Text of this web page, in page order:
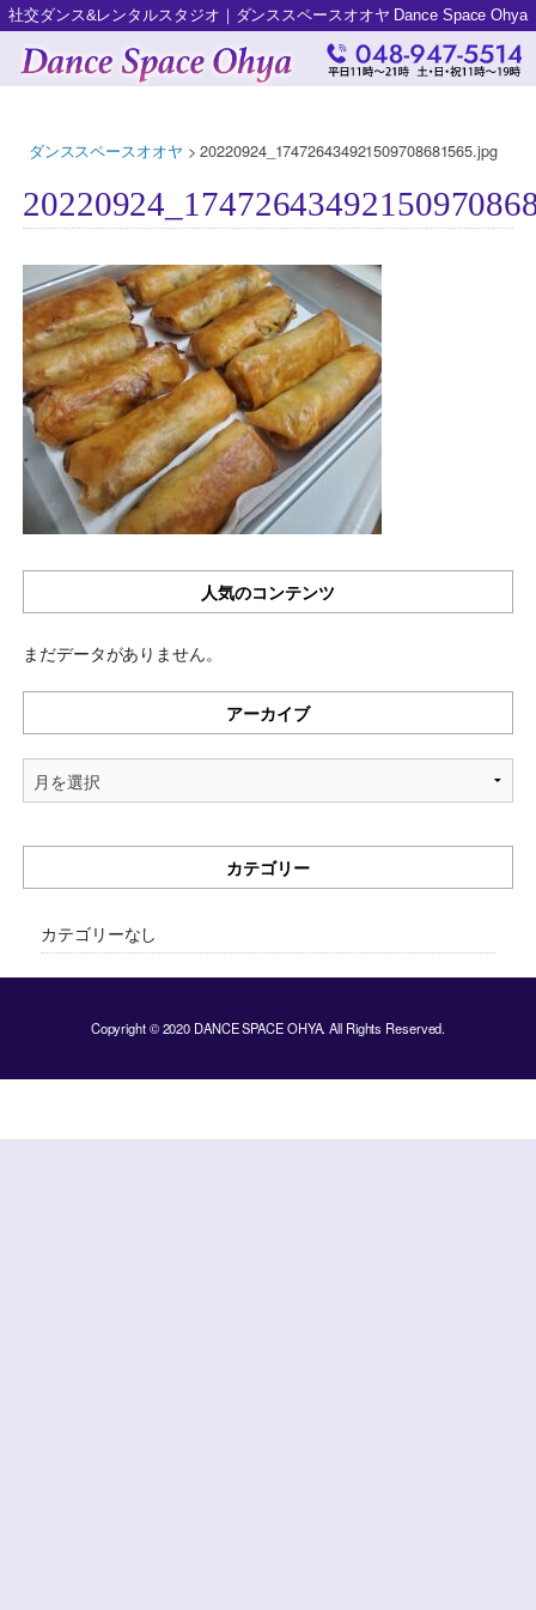
社交ダンス&レンタルスタジオ｜ダンススペースオオヤ Dance Space Ohya
ダンススペースオオヤ >20220924_174726434921509708681565.jpg
人気のコンテンツ
まだデータがありません。
アーカイブ
ア
ー
ブ
カテゴリー
カテゴリーなし
Copyright © 2020 DANCE SPACE OHYA. All Rights Reserved.